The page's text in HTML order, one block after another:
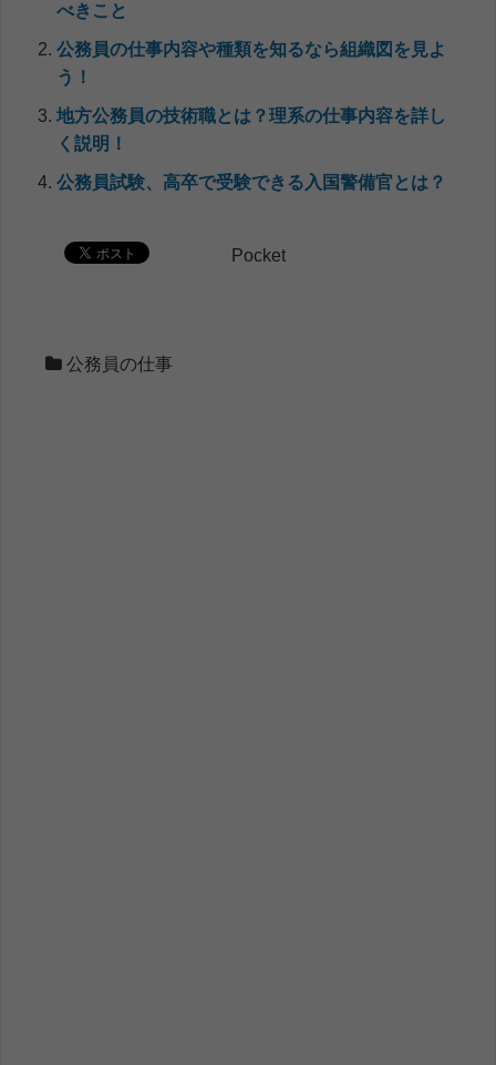
べきこと
公務員の仕事内容や種類を知るなら組織図を見よ
う！
地方公務員の技術職とは？理系の仕事内容を詳し
く説明！
公務員試験、高卒で受験できる入国警備官とは？
Pocket
公務員の仕事